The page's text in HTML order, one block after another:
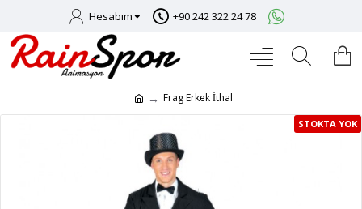
Hesabım +90 242 322 24 78
Frag Erkek İthal
STOKTA YOK